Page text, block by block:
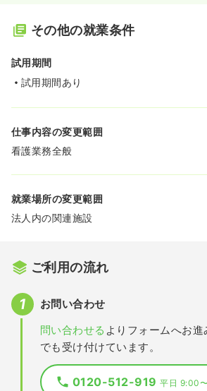
その他の就業条件
試用期間
試用期間あり
仕事内容の変更範囲
看護業務全般
就業場所の変更範囲
法人内の関連施設
ご利用の流れ
お問い合わせ
問い合わせる よりフォームへお
でも受け付けています。
0120-512-919平日 9:00